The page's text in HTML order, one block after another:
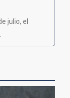
julio, el